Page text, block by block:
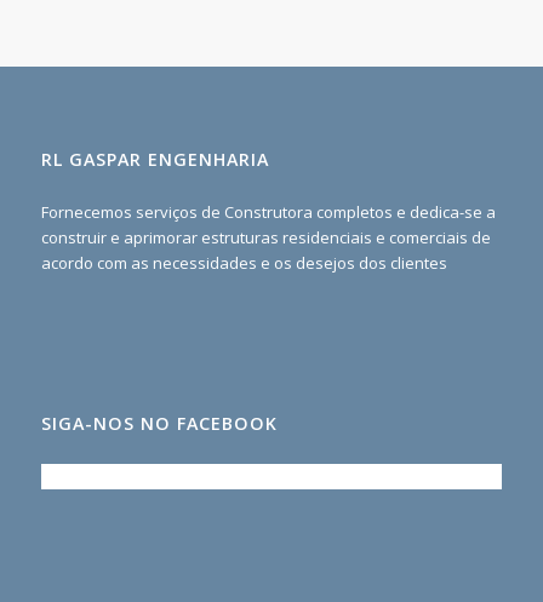
RL GASPAR ENGENHARIA
Fornecemos serviços de Construtora completos e dedica-se a
construir e aprimorar estruturas residenciais e comerciais de
acordo com as necessidades e os desejos dos clientes
SIGA-NOS NO FACEBOOK